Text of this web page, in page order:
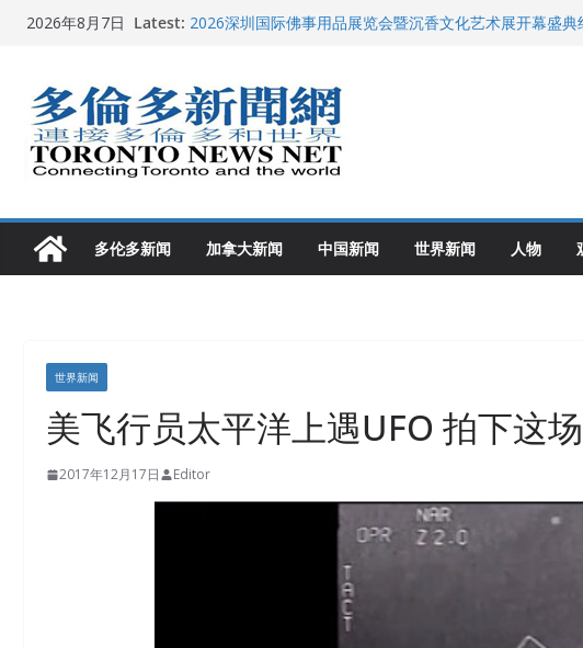
Skip2026年8月7日 Latest: 2026深圳国际佛事用品展览会暨沉香文化艺术展开幕盛典
2026加拿大青少年儿童绘画比赛颁奖典礼多伦多举行
龚晓华参加多伦多骄傲大游行 与市民分享竞选理念
多伦多市长选举拉开帷幕 多名华人候选人宣布角逐
多伦多新闻 加拿大新闻 中国新闻 世界新闻 人物
世界新闻
美飞行员太平洋上遇UFO 拍下这
2017年12月17日 Editor